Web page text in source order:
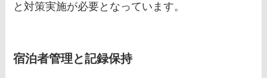
と対策実施が必要となっています。
宿泊者管理と記録保持